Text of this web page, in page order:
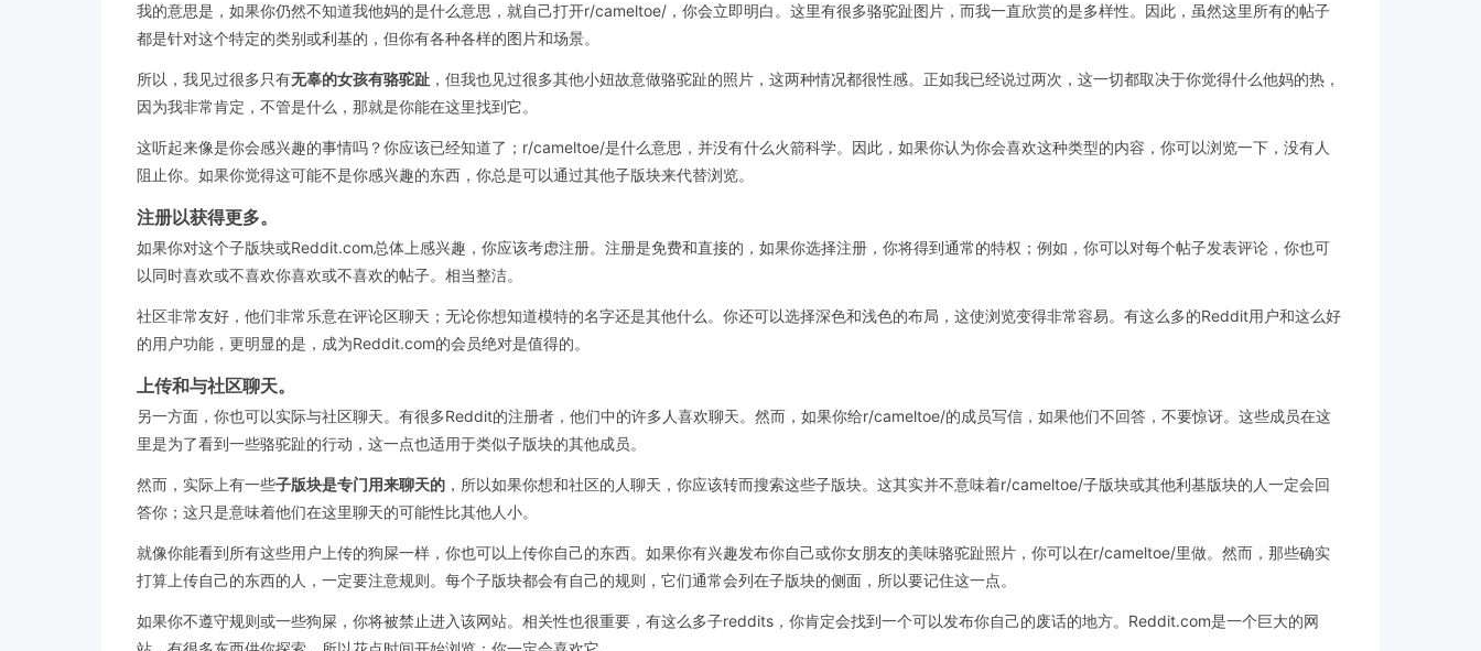
我的意思是，如果你仍然不知道我他妈的是什么意思，就自己打开r/cameltoe/，你会立即明白。这里有很多骆驼趾图片，而我一直欣赏的是多样性。因此，虽然这里所有的帖子
都是针对这个特定的类别或利基的，但你有各种各样的图片和场景。
所以，我见过很多只有无辜的女孩有骆驼趾 ，但我也见过很多其他小妞故意做骆驼趾的照片，这两种情况都很性感。正如我已经说过两次，这一切都取决于你觉得什么他妈的热，
因为我非常肯定，不管是什么，那就是你能在这里找到它。
这听起来像是你会感兴趣的事情吗？你应该已经知道了；r/cameltoe/是什么意思，并没有什么火箭科学。因此，如果你认为你会喜欢这种类型的内容，你可以浏览一下，没有人
阻止你。如果你觉得这可能不是你感兴趣的东西，你总是可以通过其他子版块来代替浏览。
注册以获得更多。
如果你对这个子版块或Reddit.com总体上感兴趣，你应该考虑注册。注册是免费和直接的，如果你选择注册，你将得到通常的特权；例如，你可以对每个帖子发表评论，你也可
以同时喜欢或不喜欢你喜欢或不喜欢的帖子。相当整洁。
社区非常友好，他们非常乐意在评论区聊天；无论你想知道模特的名字还是其他什么。你还可以选择深色和浅色的布局，这使浏览变得非常容易。有这么多的Reddit用户和这么好
的用户功能，更明显的是，成为Reddit.com的会员绝对是值得的。
上传和与社区聊天。
另一方面，你也可以实际与社区聊天。有很多Reddit的注册者，他们中的许多人喜欢聊天。然而，如果你给r/cameltoe/的成员写信，如果他们不回答，不要惊讶。这些成员在这
里是为了看到一些骆驼趾的行动，这一点也适用于类似子版块的其他成员。
然而，实际上有一些子版块是专门用来聊天的 ，所以如果你想和社区的人聊天，你应该转而搜索这些子版块。这其实并不意味着r/cameltoe/子版块或其他利基版块的人一定会回
答你；这只是意味着他们在这里聊天的可能性比其他人小。
就像你能看到所有这些用户上传的狗屎一样，你也可以上传你自己的东西。如果你有兴趣发布你自己或你女朋友的美味骆驼趾照片，你可以在r/cameltoe/里做。然而，那些确实
打算上传自己的东西的人，一定要注意规则。每个子版块都会有自己的规则，它们通常会列在子版块的侧面，所以要记住这一点。
如果你不遵守规则或一些狗屎，你将被禁止进入该网站。相关性也很重要，有这么多子reddits，你肯定会找到一个可以发布你自己的废话的地方。Reddit.com是一个巨大的网